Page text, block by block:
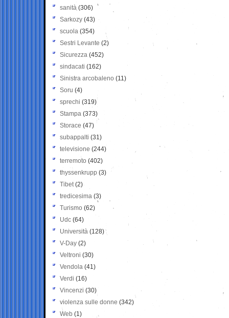
sanità (306)
Sarkozy (43)
scuola (354)
Sestri Levante (2)
Sicurezza (452)
sindacati (162)
Sinistra arcobaleno (11)
Soru (4)
sprechi (319)
Stampa (373)
Storace (47)
subappalti (31)
televisione(244)
terremoto (402)
thyssenkrupp (3)
Tibet(2)
tredicesima (3)
Turismo (62)
Udc (64)
Università (128)
V-Day (2)
Veltroni (30)
Vendola (41)
Verdi (16)
Vincenzi (30)
violenza sulle donne (342)
Web (1)